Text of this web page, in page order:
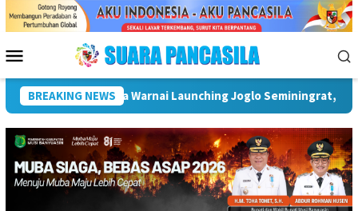
Menu
Mobile
BREAKING NEWS
Tosan Aji dan Budaya Nusantara Wakil Wali Kota